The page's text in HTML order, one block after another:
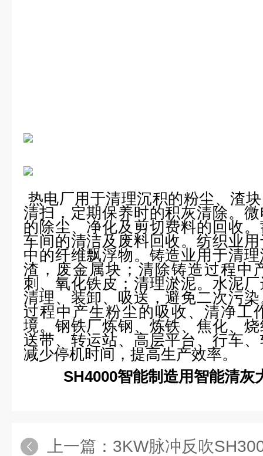
热电厂用于清理沉积的粉尘、渣
清扫，定期保养时的积灰清除。
的除尘、净化及剪切费料的回收
车间的清洁及废料回收。纺织业
中的纤维飘浮物。铸造业用于清
渣，废金属块；清除铸造过程中
刺、氧化铁皮；清理淤泥。水泥
清理、装卸、吸送，避免二次污
过程中产生粉尘的吸收、清净工
境。钢铁厂炼钢、炼铁、焦化、
送带、转运站、高层平台、行车
减少停机时间，提高生产效率。
SH4000智能制造用智能清灰
上一篇： 3KW脉冲反吹SH3000智能制造